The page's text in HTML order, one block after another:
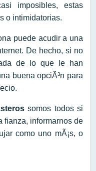
imposibles, estas
o intimidatorias.
puede acudir a una
De hecho, si no
de lo que le han
buena opciÃ³n para
somos todos si
fianza, informarnos de
como uno mÃ¡s, o